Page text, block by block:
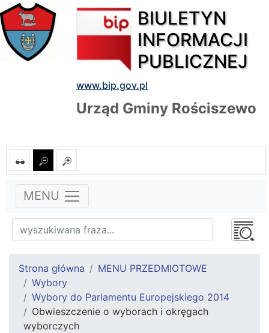
BIULETYN
INFORMACJI
PUBLICZNEJ
www.bip.gov.pl
Urząd Gminy Rościszewo
MENU
Strona główna
MENU PRZEDMIOTOWE
Wybory
Wybory do Parlamentu Europejskiego 2014
Obwieszczenie o wyborach i okręgach
wyborczych